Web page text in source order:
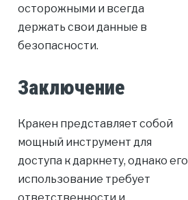
осторожными и всегда
держать свои данные в
безопасности.
Заключение
Кракен представляет собой
мощный инструмент для
доступа к даркнету, однако его
использование требует